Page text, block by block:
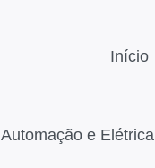
Início
Automação e Elétrica